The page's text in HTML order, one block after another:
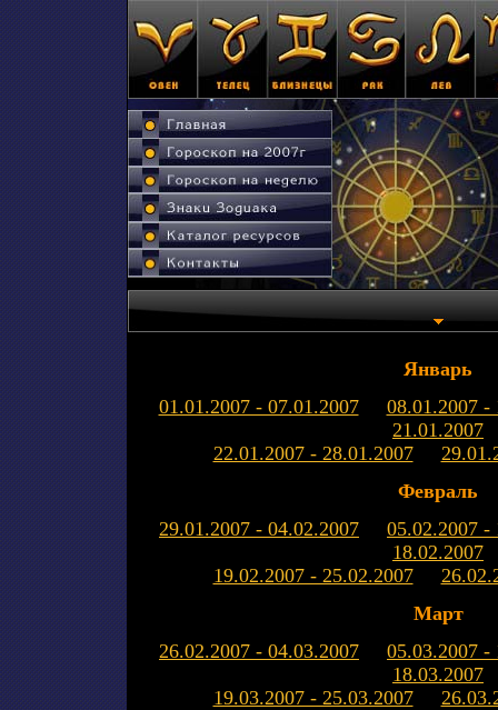
Январь
01.01.2007 - 07.01.2007
08.01.2007 -
21.01.2007
22.01.2007 - 28.01.2007
Февраль
29.01.2007 - 04.02.2007
05.02.2007 -
18.02.2007
19.02.2007 - 25.02.2007
Март
26.02.2007 - 04.03.2007
05.03.2007 -
18.03.2007
19.03.2007 - 25.03.2007